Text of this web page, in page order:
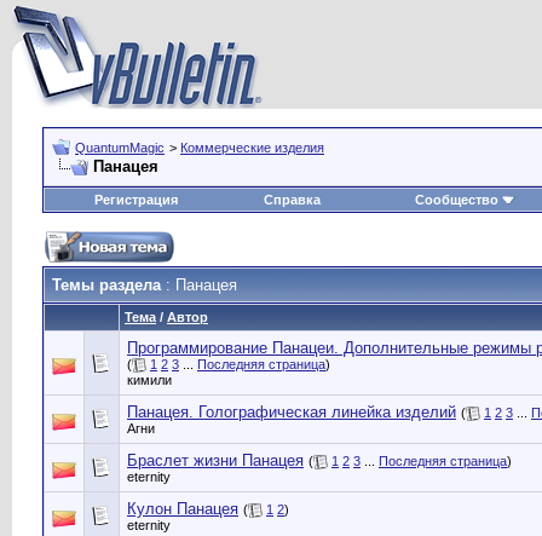
QuantumMagic > Коммерческие изделия
Панацея
Регистрация Справка Сообщество
Темы раздела: Панацея
Тема / Автор
Программирование Панацеи. Дополнительные режимы
( 1 2 3 Последняя страница)
кимили
Панацея. Голографическая линейка изделий ( 1 2 3
Агни
Браслет жизни Панацея ( 1 2 3 Последняя страница)
eternity
Кулон Панацея ( 1 2)
eternity